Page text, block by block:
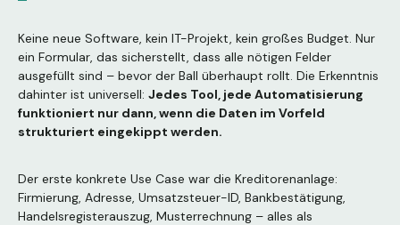
Keine neue Software, kein IT-Projekt, kein großes Budget. Nur
ein Formular, das sicherstellt, dass alle nötigen Felder
ausgefüllt sind – bevor der Ball überhaupt rollt. Die Erkenntnis
dahinter ist universell: Jedes Tool, jede Automatisierung
funktioniert nur dann, wenn die Daten im Vorfeld
strukturiert eingekippt werden.
Der erste konkrete Use Case war die Kreditorenanlage:
Firmierung, Adresse, Umsatzsteuer-ID, Bankbestätigung,
Handelsregisterauszug, Musterrechnung – alles als